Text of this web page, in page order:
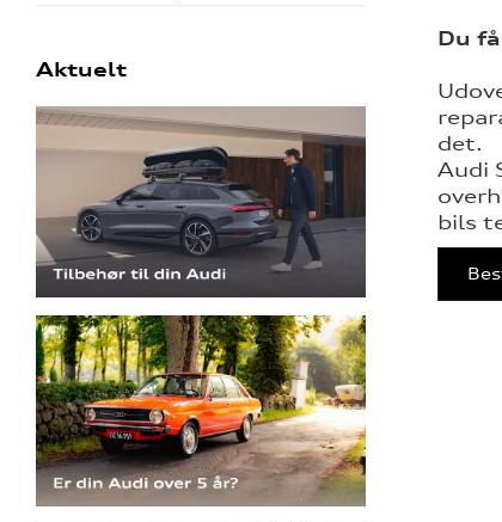
Aktuelt
Du
det.
Audi
bils